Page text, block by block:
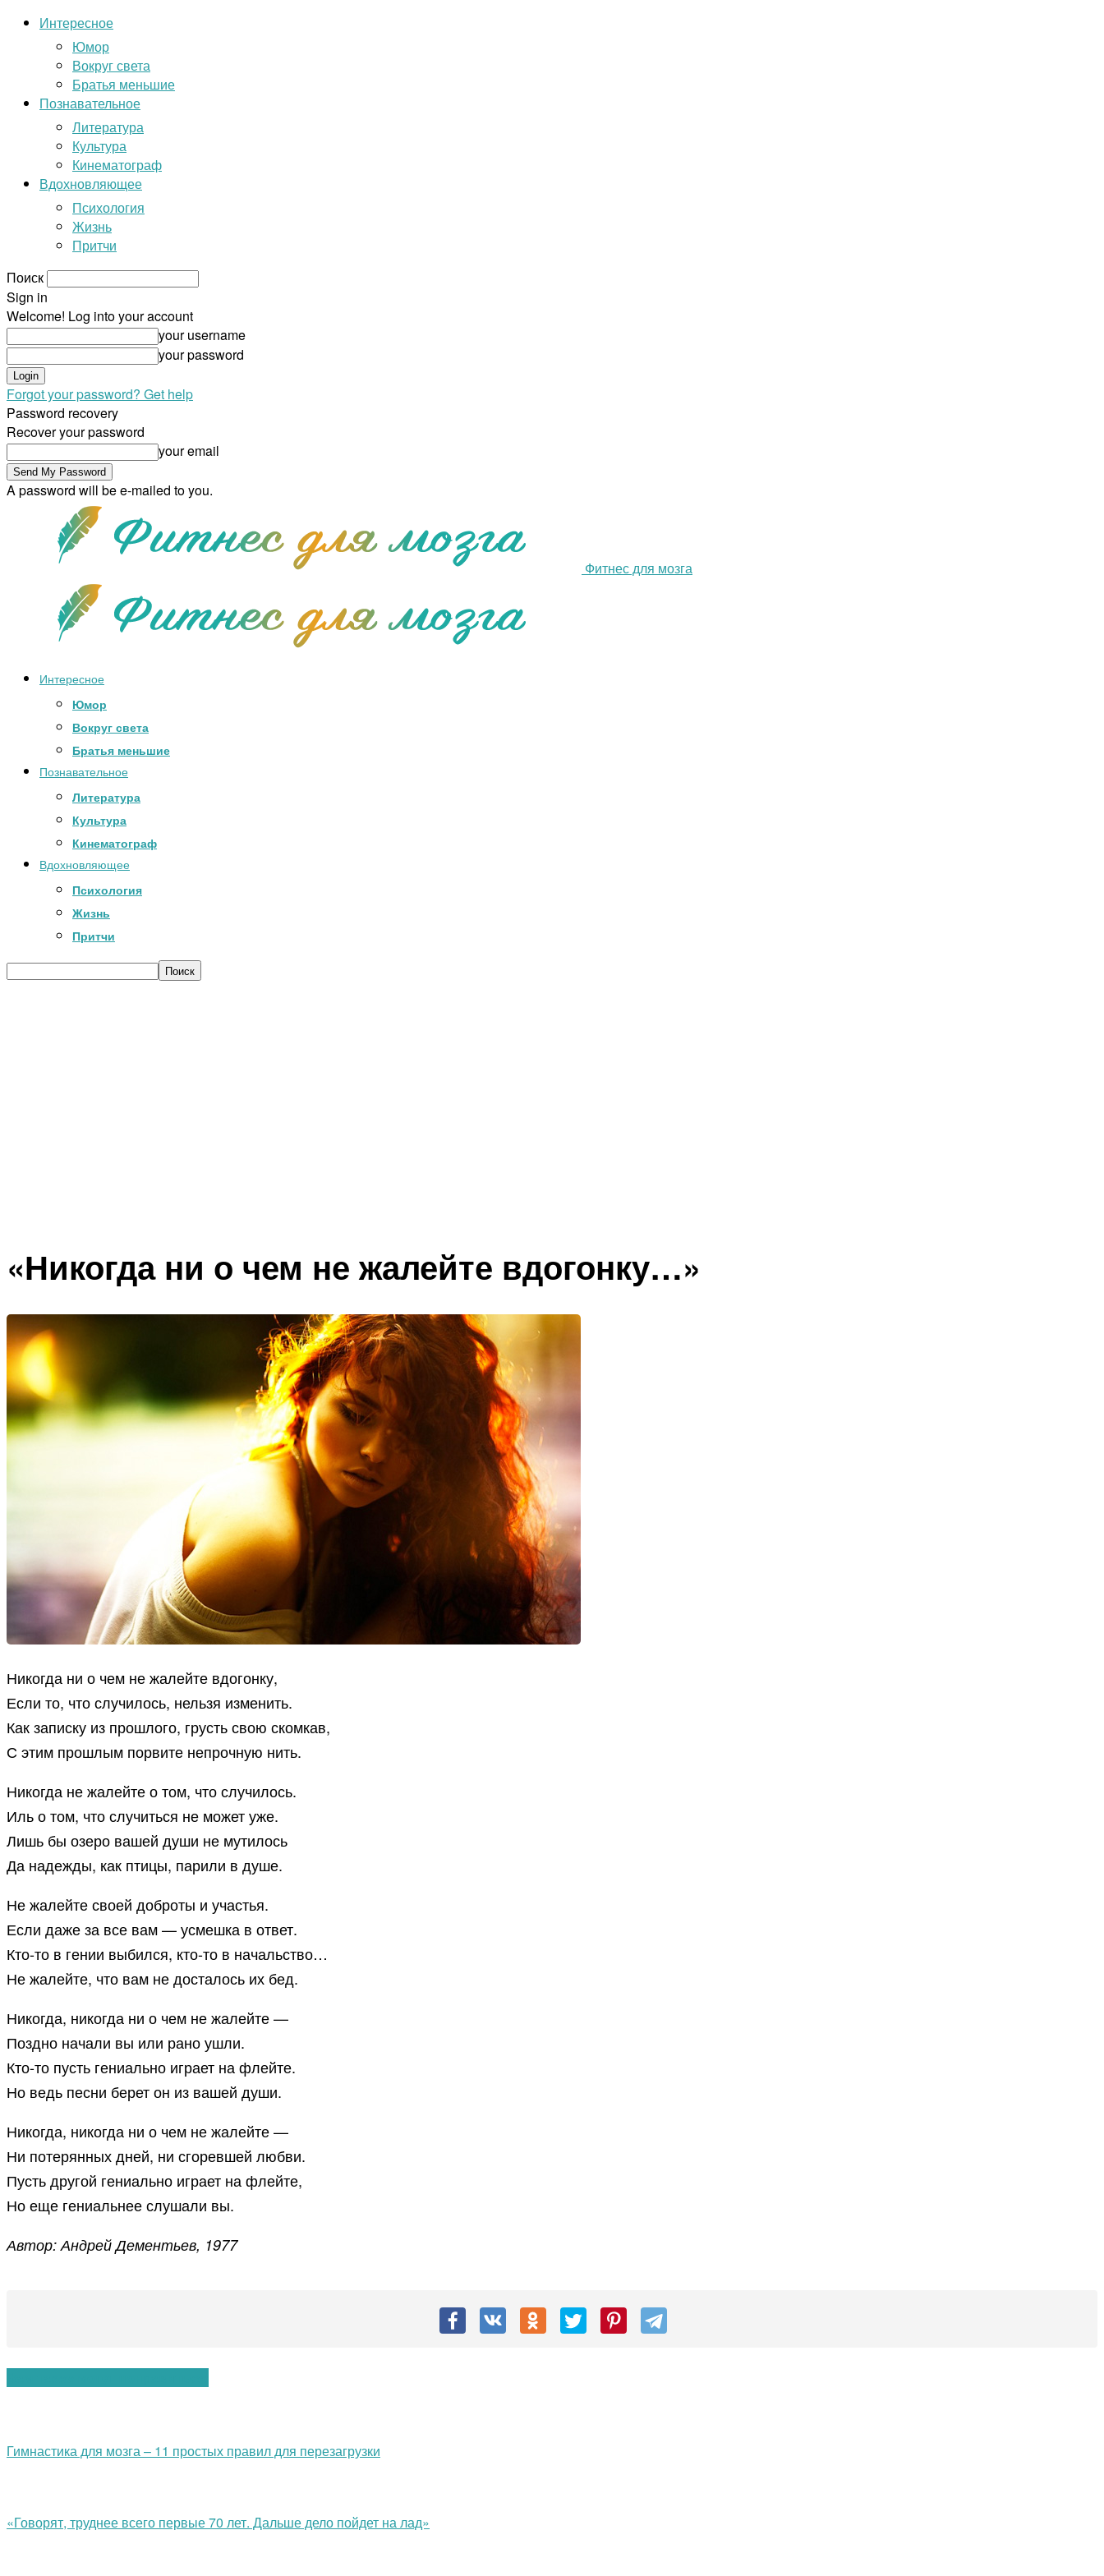
Интересное
Юмор
Вокруг света
Братья меньшие
Познавательное
Литература
Культура
Кинематограф
Вдохновляющее
Психология
Жизнь
Притчи
Поиск
Sign in
Welcome! Log into your account
your username
your password
Forgot your password? Get help
Password recovery
Recover your password
your email
A password will be e-mailed to you.
Фитнес для мозга
Интересное
Юмор
Вокруг света
Братья меньшие
Познавательное
Литература
Культура
Кинематограф
Вдохновляющее
Психология
Жизнь
Притчи
«Никогда ни о чем не жалейте вдогонку…»
Никогда ни о чем не жалейте вдогонку,
Если то, что случилось, нельзя изменить.
Как записку из прошлого, грусть свою скомкав,
С этим прошлым порвите непрочную нить.
Никогда не жалейте о том, что случилось.
Иль о том, что случиться не может уже.
Лишь бы озеро вашей души не мутилось
Да надежды, как птицы, парили в душе.
Не жалейте своей доброты и участья.
Если даже за все вам — усмешка в ответ.
Кто-то в гении выбился, кто-то в начальство…
Не жалейте, что вам не досталось их бед.
Никогда, никогда ни о чем не жалейте —
Поздно начали вы или рано ушли.
Кто-то пусть гениально играет на флейте.
Но ведь песни берет он из вашей души.
Никогда, никогда ни о чем не жалейте —
Ни потерянных дней, ни сгоревшей любви.
Пусть другой гениально играет на флейте,
Но еще гениальнее слушали вы.
Автор: Андрей Дементьев, 1977
Гимнастика для мозга – 11 простых правил для перезагрузки
«Говорят, труднее всего первые 70 лет. Дальше дело пойдет на лад»